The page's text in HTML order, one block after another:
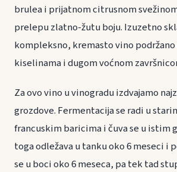
brulea i prijatnom citrusnom
prelepu zlatno-žutu boju. Izuzetno
kompleksno, kremasto vino
kiselinama i dugom voćnom
Za ovo vino u vinogradu izdvajamo
grozdove. Fermentacija se radi u
francuskim baricima i čuva se u istim
toga odležava u tanku oko 6 meseci i
se u boci oko 6 meseca, pa tek tad